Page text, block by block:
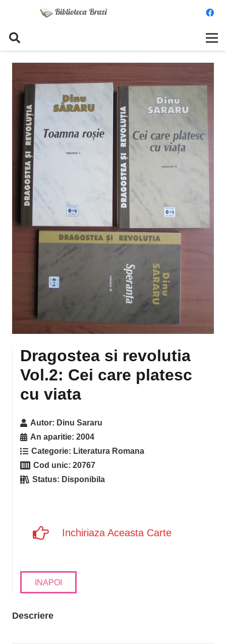
Dragostea si revolutia
Vol.2: Cei care platesc
cu viata
Autor: Dinu Sararu
An aparitie:2004
Categorie: Literatura Romana
Cod unic:20767
Status: Disponibila
Inchiriaza Aceasta Carte
INAPOI
Descriere